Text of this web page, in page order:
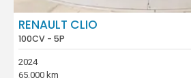
RENAULT CLIO
100CV - 5P
2024
65.000 km